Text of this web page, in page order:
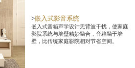
>嵌入式影音系统
嵌入式音箱声学设计无背波干扰，使家庭
影院系统与墙壁精妙融合，音箱融于墙
壁，比传统家庭影院相对节省空间。